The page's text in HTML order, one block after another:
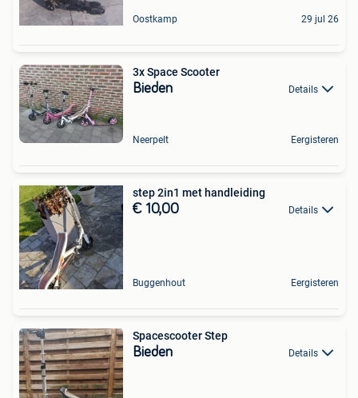
Oostkamp 29 jul 26
3x Space Scooter
Bieden Details
Neerpelt Eergisteren
step 2in1 met handleiding
€ 10,00 Details
Buggenhout Eergisteren
Spacescooter Step
Bieden Details